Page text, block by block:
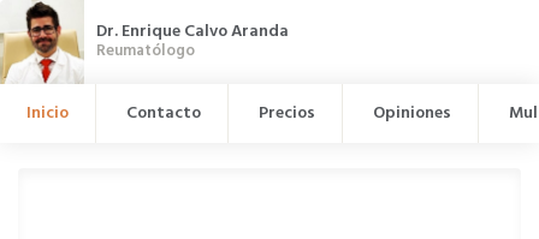
Dr. Enrique Calvo Aranda
Reumatólogo
Inicio Contacto Precios Opiniones